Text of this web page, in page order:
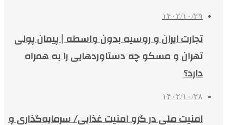
۱۴۰۲/۱۰/۲۹
تجارت ایران و روسیه بدون واسطه | پیمان پولی
تهران و مسکو چه دستاوردهایی را به همراه
دارد؟
۱۴۰۲/۱۰/۲۸
امنیت ملی در گرو امنیت غذایی/ سرمایه‌گذاری و